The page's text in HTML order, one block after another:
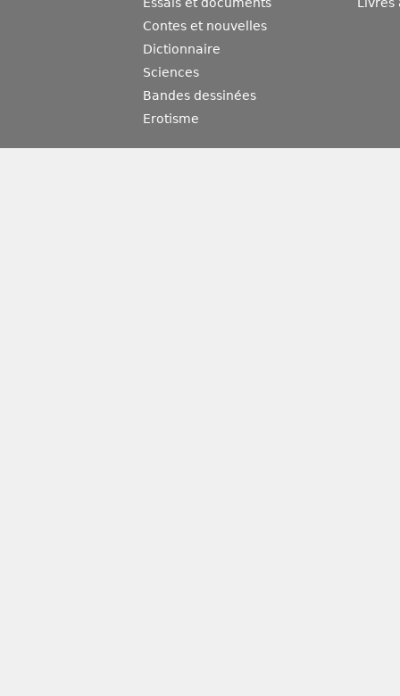
Essais et documents
Contes et nouvelles
Dictionnaire
Sciences
Bandes dessinées
Erotisme
Livres